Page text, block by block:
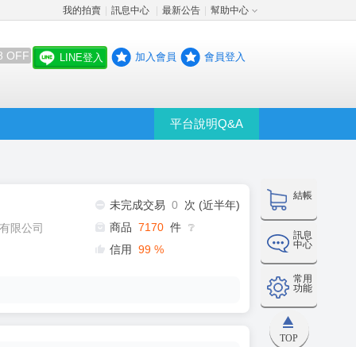
我的拍賣 訊息中心 最新公告 幫助中心
OFF LINE登入 加入會員 會員登入
平台說明Q&A
結帳
訊息
中心
常用
功能
TOP
限公司
未完成交易 0
次 (近半年)
商品 7170 件 ❔
信用 99 %